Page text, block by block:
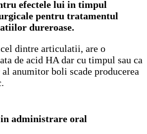
efectele lui in timpul
pentru tratamentul
dureroase.
dintre articulatii, are o
de acid HA dar cu timpul sau ca
anumitor boli scade producerea
administrare oral